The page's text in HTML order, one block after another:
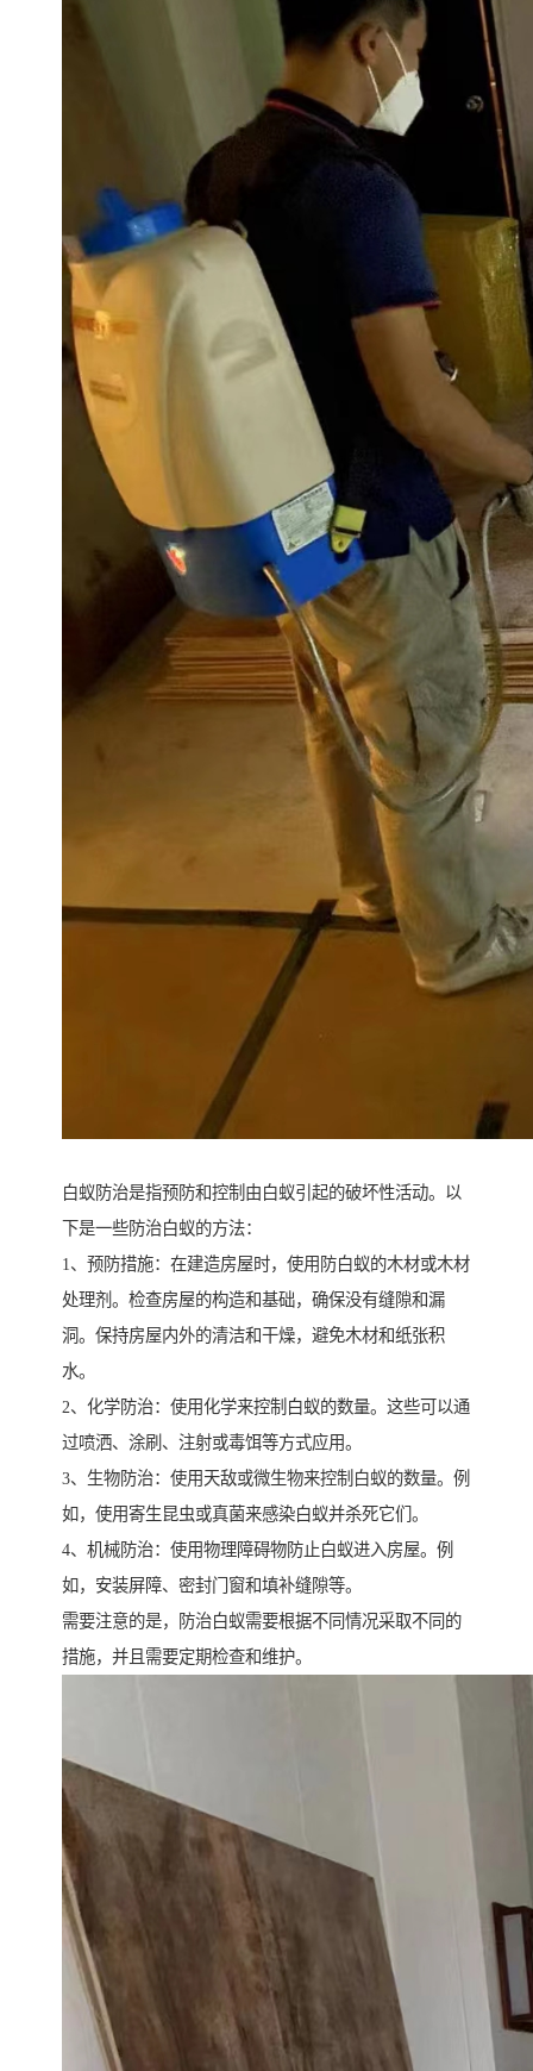
白蚁防治是指预防和控制由白蚁引起的破坏性活动。以
下是一些防治白蚁的方法：
1、预防措施：在建造房屋时，使用防白蚁的木材或木材
处理剂。检查房屋的构造和基础，确保没有缝隙和漏
洞。保持房屋内外的清洁和干燥，避免木材和纸张积
水。
2、化学防治：使用化学来控制白蚁的数量。这些可以通
过喷洒、涂刷、注射或毒饵等方式应用。
3、生物防治：使用天敌或微生物来控制白蚁的数量。例
如，使用寄生昆虫或真菌来感染白蚁并杀死它们。
4、机械防治：使用物理障碍物防止白蚁进入房屋。例
如，安装屏障、密封门窗和填补缝隙等。
需要注意的是，防治白蚁需要根据不同情况采取不同的
措施，并且需要定期检查和维护。